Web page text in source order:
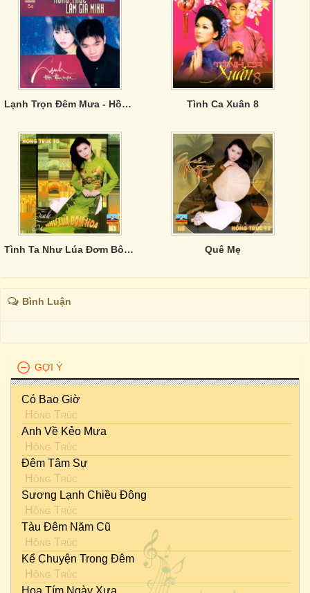
Lạnh Trọn Đêm Mưa - Hồng Trúc, Lâm Gia Minh Tình Ca Xuân 8
Tình Ta Như Lúa Đơm Bông Quê Mẹ
Bình Luận
GỢI Ý
Có Bao Giờ
Hồng Trúc
Anh Về Kẻo Mưa
Hồng Trúc
Đêm Tâm Sự
Hồng Trúc
Sương Lạnh Chiều Đông
Hồng Trúc
Tàu Đêm Năm Cũ
Hồng Trúc
Kể Chuyện Trong Đêm
Hồng Trúc
Hoa Tím Ngày Xưa